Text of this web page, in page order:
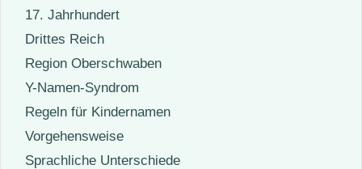
17. Jahrhundert
Drittes Reich
Region Oberschwaben
Y-Namen-Syndrom
Regeln für Kindernamen
Vorgehensweise
Sprachliche Unterschiede